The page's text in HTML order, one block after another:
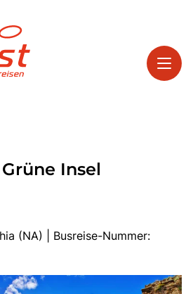
Insel
(NA) | Busreise-Nummer: